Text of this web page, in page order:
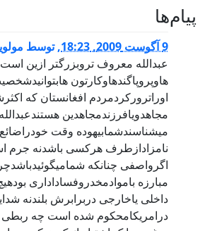
پيام‌ها
9 آگوست 2009, 18:23 ,توسط
عبدالله معروف تروبزرگتر ازين
هاوپروپاگندهاوکارتون
اوراترورکردمردم افغانستان که
مجاهدويافرزندمجاهدين
ميشناسندشمابيهوده وقت
نامزادازطرف هرکسی باشدنه جرم
اگرواصفی چنانکه
مبارزه باموادمخدروفساداداری
داخلی ياخارجی دربرابرش بلندنه
درامريکامحکوم شده است چه ربطی